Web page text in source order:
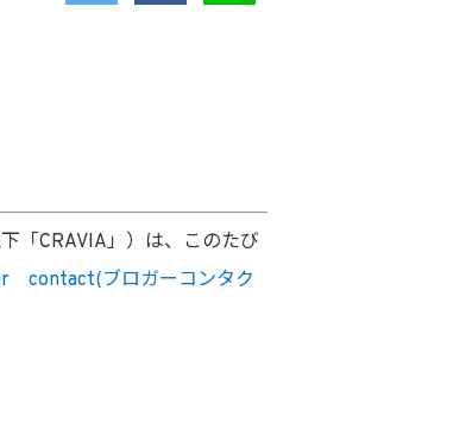
「CRAVIA」）は、このたび
contact(ブロガーコンタク